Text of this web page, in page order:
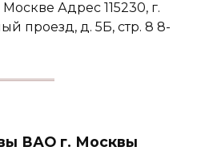
Адрес 115230, г.
проезд, д. 5Б, стр. 8 8-
ВАО г. Москвы